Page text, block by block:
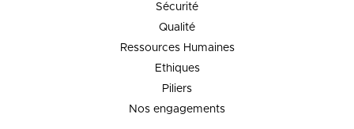
Sécurité
Qualité
Ressources Humaines
Ethiques
Piliers
Nos engagements